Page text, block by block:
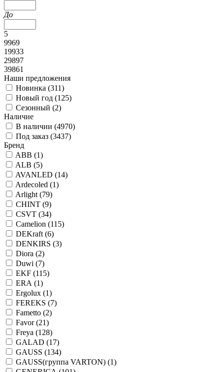
До
5
9969
19933
29897
39861
Наши предложения
Новинка (311)
Новый год (125)
Сезонный (2)
Наличие
В наличии (4970)
Под заказ (3437)
Бренд
ABB (1)
ALB (5)
AVANLED (14)
Ardecoled (1)
Arlight (79)
CHINT (9)
CSVT (34)
Camelion (115)
DEKraft (6)
DENKIRS (3)
Diora (2)
Duwi (7)
EKF (115)
ERA (1)
Ergolux (1)
FEREKS (7)
Fametto (2)
Favor (21)
Freya (128)
GALAD (17)
GAUSS (134)
GAUSS(группа VARTON) (1)